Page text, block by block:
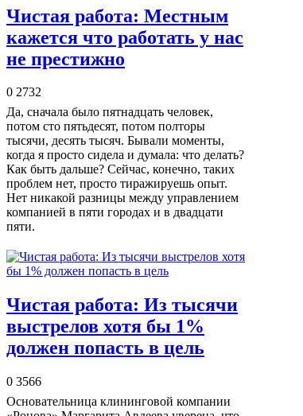
Чистая работа: Местным
кажется что работать у нас
не престижно
0 2732
Да, сначала было пятнадцать человек,
потом сто пятьдесят, потом полторы
тысячи, десять тысяч. Бывали моменты,
когда я просто сидела и думала: что делать?
Как быть дальше? Сейчас, конечно, таких
проблем нет, просто тиражируешь опыт.
Нет никакой разницы между управлением
компанией в пяти городах и в двадцати
пяти.
Чистая работа: Из тысячи
выстрелов хотя бы 1%
должен попасть в цель
0 3566
Основательница клининговой компании